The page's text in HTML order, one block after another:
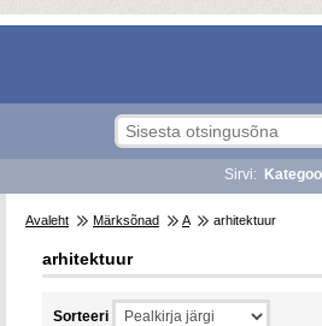
Sirvi:
Avaleht Märksõnad A arhitektuur
arhitektuur
Sorteeri